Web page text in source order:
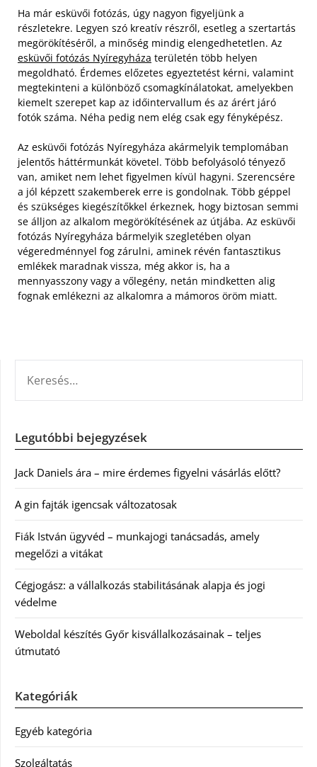
Ha már esküvői fotózás, úgy nagyon figyeljünk a
részletekre. Legyen szó kreatív részről, esetleg a szertartás
megörökítéséről, a minőség mindig elengedhetetlen. Az
esküvői fotózás Nyíregyháza területén több helyen
megoldható. Érdemes előzetes egyeztetést kérni, valamint
megtekinteni a különböző csomagkínálatokat, amelyekben
kiemelt szerepet kap az időintervallum és az árért járó
fotók száma. Néha pedig nem elég csak egy fényképész.
Az esküvői fotózás Nyíregyháza akármelyik templomában
jelentős háttérmunkát követel. Több befolyásoló tényező
van, amiket nem lehet figyelmen kívül hagyni. Szerencsére
a jól képzett szakemberek erre is gondolnak. Több géppel
és szükséges kiegészítőkkel érkeznek, hogy biztosan semmi
se álljon az alkalom megörökítésének az útjába. Az esküvői
fotózás Nyíregyháza bármelyik szegletében olyan
végeredménnyel fog zárulni, aminek révén fantasztikus
emlékek maradnak vissza, még akkor is, ha a
mennyasszony vagy a vőlegény, netán mindketten alig
fognak emlékezni az alkalomra a mámoros öröm miatt.
Legutóbbi bejegyzések
Jack Daniels ára – mire érdemes figyelni vásárlás előtt?
A gin fajták igencsak változatosak
Fiák István ügyvéd – munkajogi tanácsadás, amely
megelőzi a vitákat
Cégjogász: a vállalkozás stabilitásának alapja és jogi
védelme
Weboldal készítés Győr kisvállalkozásainak – teljes
útmutató
Kategóriák
Egyéb kategória
Szolgáltatás